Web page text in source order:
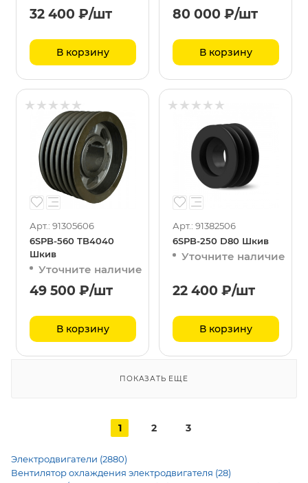
32 400 ₽/шт
В корзину
80 000 ₽/шт
В корзину
Арт.: 91305606
6SPB-560 TB4040
Шкив
Уточните наличие
49 500 ₽/шт
В корзину
Арт.: 91382506
6SPB-250 D80 Шкив
Уточните наличие
22 400 ₽/шт
В корзину
ПОКАЗАТЬ ЕЩЕ
1 2 3
Электродвигатели (2880)
Вентилятор охлаждения электродвигателя (28)